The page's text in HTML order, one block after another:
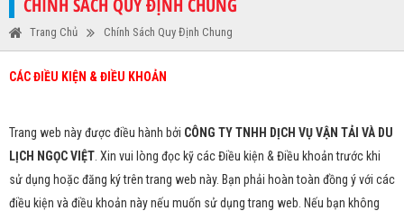
Trang Chủ Chính Sách Quy Định Chung
CÁC ĐIỀU KIỆN & ĐIỀU KHOẢN
Trang web này được điều hành bởi CÔNG TY TNHH DỊCH VỤ VẬN TẢI VÀ DU
LỊCH NGỌC VIỆT . Xin vui lòng đọc kỹ các Điều kiện & Điều khoản trước khi
sử dụng hoặc đăng ký trên trang web này. Bạn phải hoàn toàn đồng ý với các
điều kiện và điều khoản này nếu muốn sử dụng trang web. Nếu bạn không